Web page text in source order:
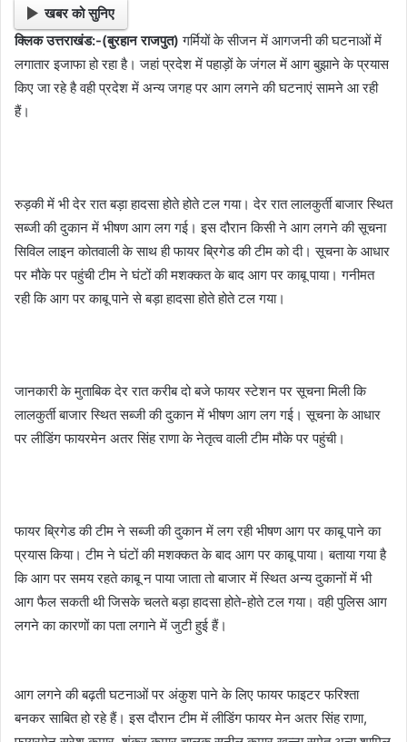
m
a
i
खबर को सुनिए
क्लिक उत्तराखंड:-(बुरहान राजपुत)गर्मियों के सीजन में आगजनी की घटनाओं में
लगातार इजाफा हो रहा है। जहां प्रदेश में पहाड़ों के जंगल में आग बुझाने के प्रयास
किए जा रहे है वही प्रदेश में अन्य जगह पर आग लगने की घटनाएं सामने आ रही
हैं।
रुड़की में भी देर रात बड़ा हादसा होते होते टल गया। देर रात लालकुर्ती बाजार स्थित
सब्जी की दुकान में भीषण आग लग गई। इस दौरान किसी ने आग लगने की सूचना
सिविल लाइन कोतवाली के साथ ही फायर ब्रिगेड की टीम को दी। सूचना के आधार
पर मौके पर पहुंची टीम ने घंटों की मशक्कत के बाद आग पर काबू पाया। गनीमत
रही कि आग पर काबू पाने से बड़ा हादसा होते होते टल गया।
जानकारी के मुताबिक देर रात करीब दो बजे फायर स्टेशन पर सूचना मिली कि
लालकुर्ती बाजार स्थित सब्जी की दुकान में भीषण आग लग गई। सूचना के आधार
पर लीडिंग फायरमेन अतर सिंह राणा के नेतृत्व वाली टीम मौके पर पहुंची।
फायर ब्रिगेड की टीम ने सब्जी की दुकान में लग रही भीषण आग पर काबू पाने का
प्रयास किया। टीम ने घंटों की मशक्कत के बाद आग पर काबू पाया। बताया गया है
कि आग पर समय रहते काबू न पाया जाता तो बाजार में स्थित अन्य दुकानों में भी
आग फैल सकती थी जिसके चलते बड़ा हादसा होते-होते टल गया। वही पुलिस आग
लगने का कारणों का पता लगाने में जुटी हुई हैं।
आग लगने की बढ़ती घटनाओं पर अंकुश पाने के लिए फायर फाइटर फरिश्ता
बनकर साबित हो रहे हैं। इस दौरान टीम में लीडिंग फायर मेन अतर सिंह राणा,